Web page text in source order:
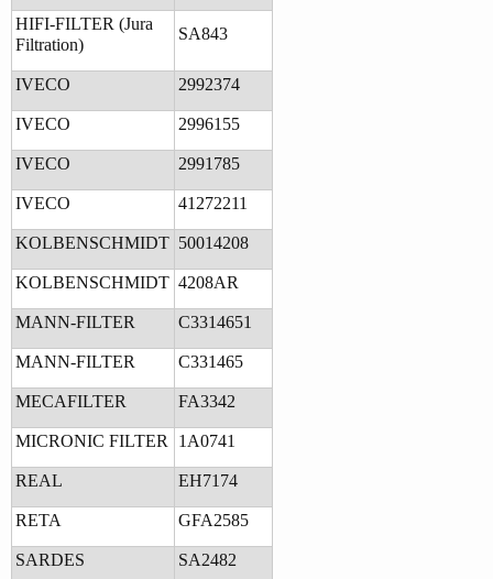
HIFI-FILTER (Jura
Filtration)
SA843
IVECO 2992374
IVECO 2996155
IVECO 2991785
IVECO 41272211
KOLBENSCHMIDT 50014208
KOLBENSCHMIDT 4208AR
MANN-FILTER C3314651
MANN-FILTER C331465
MECAFILTER FA3342
MICRONIC FILTER 1A0741
REAL EH7174
RETA GFA2585
SARDES SA2482